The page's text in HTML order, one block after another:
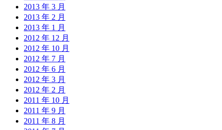
2013 年 3 月
2013 年 2 月
2013 年 1 月
2012 年 12 月
2012 年 10 月
2012 年 7 月
2012 年 6 月
2012 年 3 月
2012 年 2 月
2011 年 10 月
2011 年 9 月
2011 年 8 月